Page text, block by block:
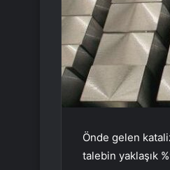
Önde gelen
talebin yaklaşık